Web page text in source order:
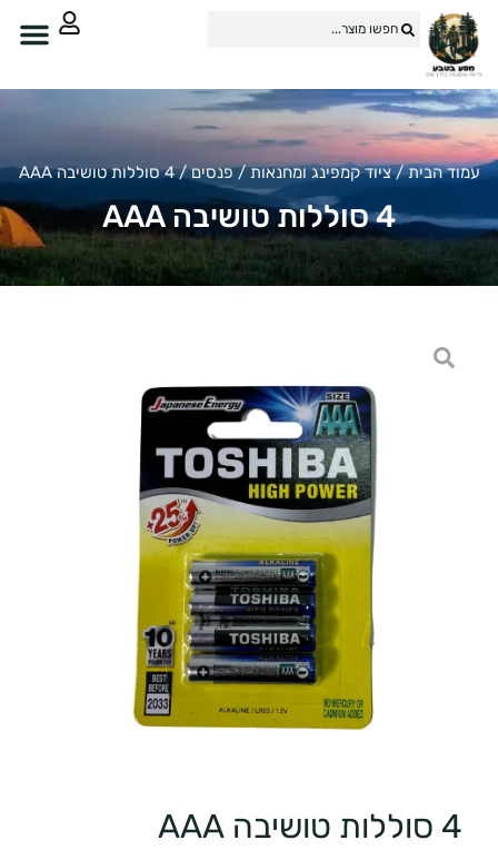
הבית/ציוד קמפינג ומחנאות/פנסים/ 4 סוללות טושיבה AAA
4 סוללות טושיבה AAA